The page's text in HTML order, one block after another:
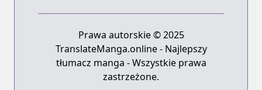
Prawa autorskie © 2025
TranslateManga.online - Najlepszy
tłumacz manga - Wszystkie prawa
zastrzeżone.